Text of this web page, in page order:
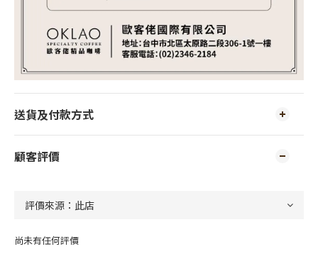
送貨及付款方式
顧客評價
尚未有任何評價